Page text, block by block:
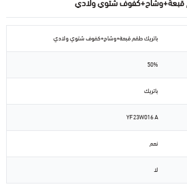
قبعة+وشاح+كفوف شتوي ولادي
باتريك طقم قبعة+وشاح+كفوف شتوي ولادي
50%
باتريك
YF23W016 A
نعم
لا